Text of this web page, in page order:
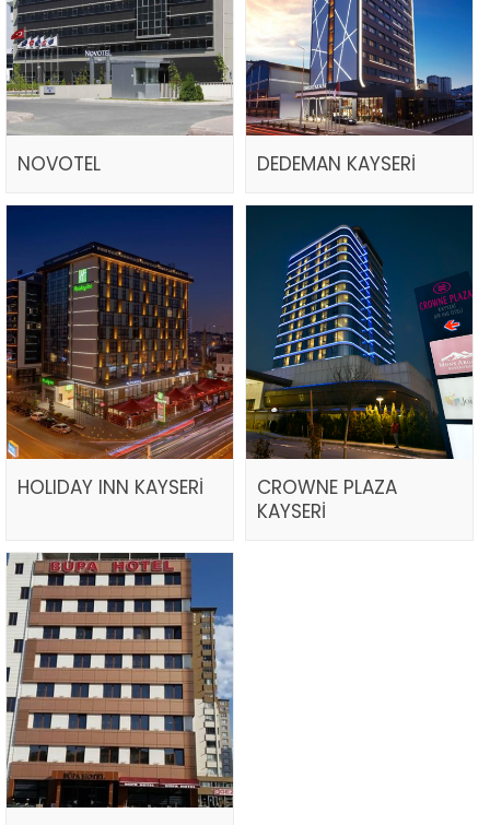
NOVOTEL DEDEMAN KAYSERİ
HOLIDAY INN KAYSERİ
CROWNE PLAZA
KAYSERİ